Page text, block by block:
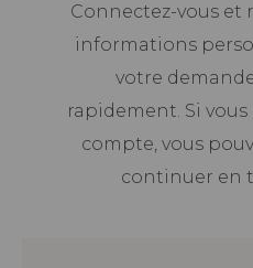
Connectez-vous et
informations
votre
rapidement. Si
compte, vous
continuer en